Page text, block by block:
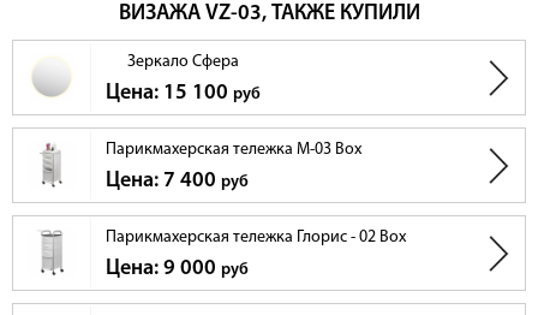
ВИЗАЖА VZ-03, ТАКЖЕ КУПИЛИ
Зеркало Сфера
Цена: 15 100 руб
Парикмахерская тележка M-03 Box
Цена: 7 400 руб
Парикмахерская тележка Глорис - 02 Box
Цена: 9 000 руб